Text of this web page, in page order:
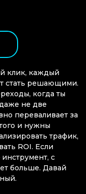
клик, каждый
стать решающими.
когда ты
не две
переваливает за
и нужны
трафик,
ROI. Если
с
больше. Давай